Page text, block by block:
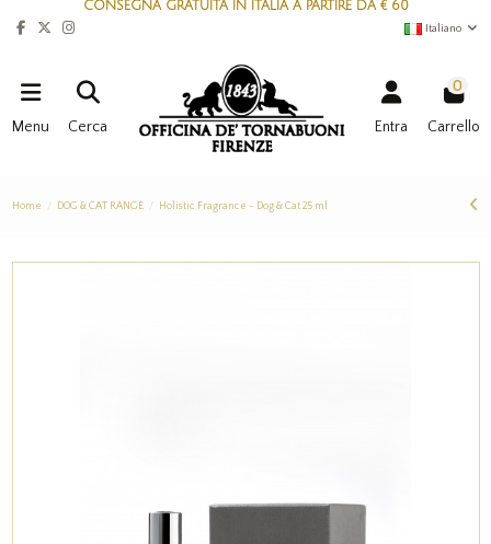
CONSEGNA GRATUITA IN ITALIA A PARTIRE DA € 60
Italiano
Menu Cerca Entra
0
Carrello
Home DOG & CAT RANGE Holistic Fragrance - Dog & Cat 25 ml